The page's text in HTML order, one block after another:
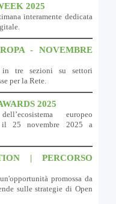
2025
interamente dedicata
- NOVEMBRE
in tre sezioni su settori
per la Rete.
2025
europeo
il 25 novembre 2025 a
| PERCORSO
promossa da
sulle strategie di Open